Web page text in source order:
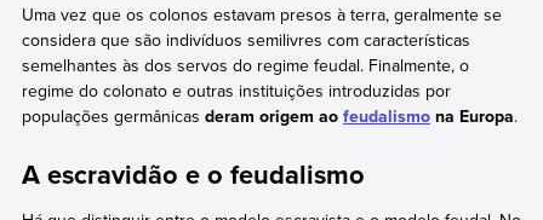
Uma vez que os colonos estavam presos à terra, geralmente se
considera que são indivíduos semilivres com características
semelhantes às dos servos do regime feudal. Finalmente, o
regime do colonato e outras instituições introduzidas por
populações germânicas deram origem ao feudalismona Europa.
A escravidão e o feudalismo